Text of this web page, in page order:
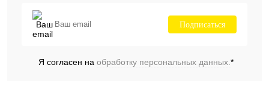
Подписаться
Я согласен на обработку персональных данных.*